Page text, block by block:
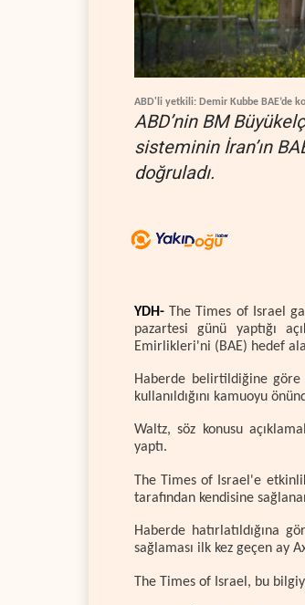
ABD'li yetkili: Demir Kubbe BAE’de
ABD’nin BM
sisteminin İran’ın
doğruladı.
YDH- The Times of Israel
pazartesi günü yaptığı
Emirlikleri'ni (BAE) hedef
Haberde belirtildiğine göre
kullanıldığını kamuoyu
Waltz, söz konusu
yaptı.
The Times of Israel'e
tarafından kendisine
Haberde hatırlatıldığına
sağlaması ilk kez geçen ay
The Times of Israel, bu